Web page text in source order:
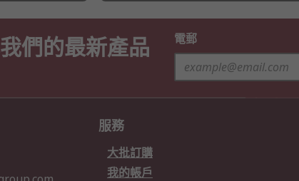
們的最新產品
電郵
服務
大批訂購
我的帳戶